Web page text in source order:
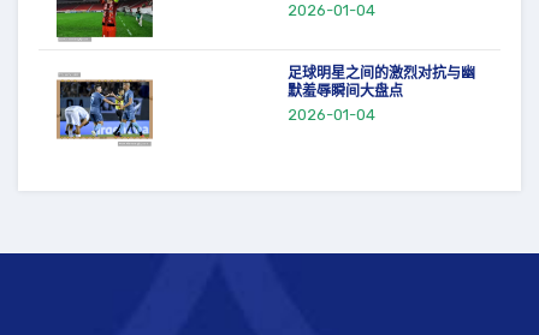
2026-01-04
足球明星之间的激烈对抗与幽
默羞辱瞬间大盘点
2026-01-04